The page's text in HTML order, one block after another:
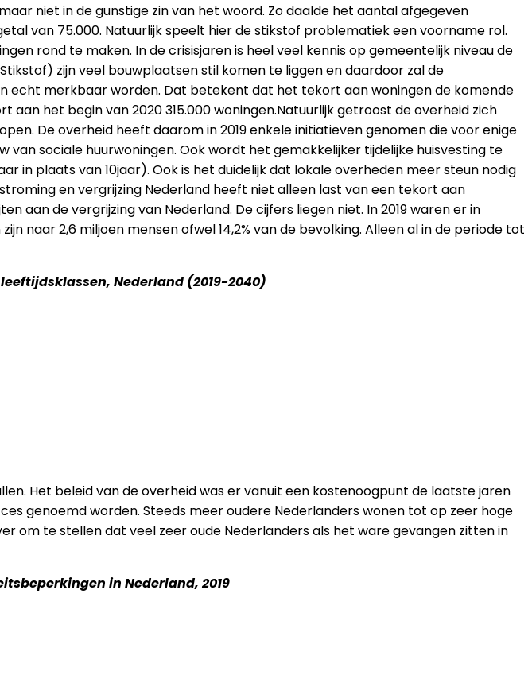
niet in de gunstige zin van het woord. Zo daalde het aantal afgegeven
van 75.000. Natuurlijk speelt hier de stikstof problematiek een voorname rol.
rond te maken. In de crisisjaren is heel veel kennis op gemeentelijk niveau de
zijn veel bouwplaatsen stil komen te liggen en daardoor zal de
echt merkbaar worden. Dat betekent dat het tekort aan woningen de komende
het begin van 2020 315.000 woningen.Natuurlijk getroost de overheid zich
De overheid heeft daarom in 2019 enkele initiatieven genomen die voor enige
sociale huurwoningen. Ook wordt het gemakkelijker tijdelijke huisvesting te
in plaats van 10jaar). Ook is het duidelijk dat lokale overheden meer steun nodig
en vergrijzing Nederland heeft niet alleen last van een tekort aan
aan de vergrijzing van Nederland. De cijfers liegen niet. In 2019 waren er in
naar 2,6 miljoen mensen ofwel 14,2% van de bevolking. Alleen al in de periode tot
Nederland (2019-2040)
Het beleid van de overheid was er vanuit een kostenoogpunt de laatste jaren
genoemd worden. Steeds meer oudere Nederlanders wonen tot op zeer hoge
om te stellen dat veel zeer oude Nederlanders als het ware gevangen zitten in
in Nederland, 2019